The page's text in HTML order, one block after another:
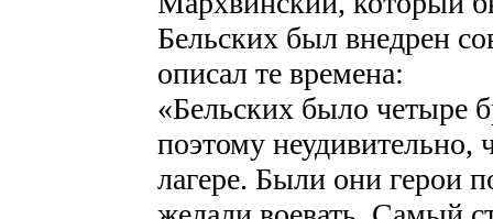
Бельских был внедрен
описал те времена:
«Бельских было четыре
поэтому
лагере. Были они герои